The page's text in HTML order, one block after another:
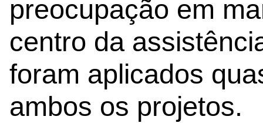
preocupação em
centro da
foram aplicados
ambos os projetos.